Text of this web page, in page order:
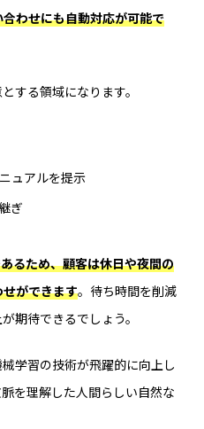
わせにも自動対応が可能で
する領域になります。
ュアルを提示
ぎ
るため、顧客は休日や夜間の
ができます。待ち時間を削減
期待できるでしょう。
学習の技術が飛躍的に向上し
を理解した人間らしい自然な